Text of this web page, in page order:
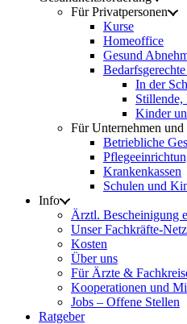
Für Privatpersonen
Kurse
Homeoffice
Gesund
In der
Kinder
Für Unternehmen
Betriebliche
Krankenkassen
Schulen und
Info
Ärztl. Bescheinigung
Unser Fachkräfte-
Kosten
Über uns
Für Ärzte &
Kooperationen und
Jobs – Offene Stellen
Ratgeber